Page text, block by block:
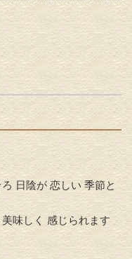
日陰が 恋しい 季節と
味しく 感じられます